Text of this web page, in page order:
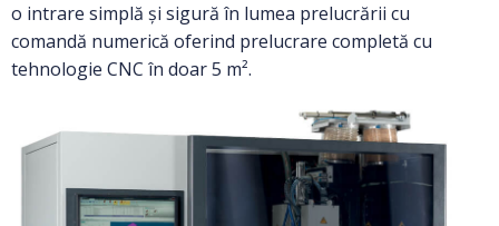
o intrare simplă și sigură în lumea prelucrării cu
comandă numerică oferind prelucrare completă cu
tehnologie CNC în doar 5 m².